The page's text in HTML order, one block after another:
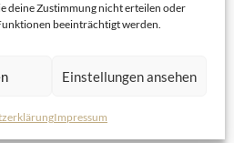
deine Zustimmung nicht erteilen oder
beeinträchtigt werden.
Einstellungen ansehen
Impressum